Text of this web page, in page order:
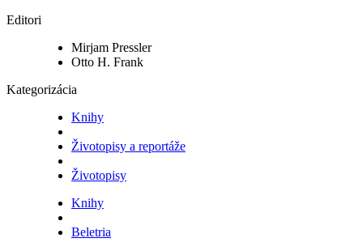
Editori
Mirjam Pressler
Otto H. Frank
Kategorizácia
Knihy
Životopisy a reportáže
Životopisy
Knihy
Beletria